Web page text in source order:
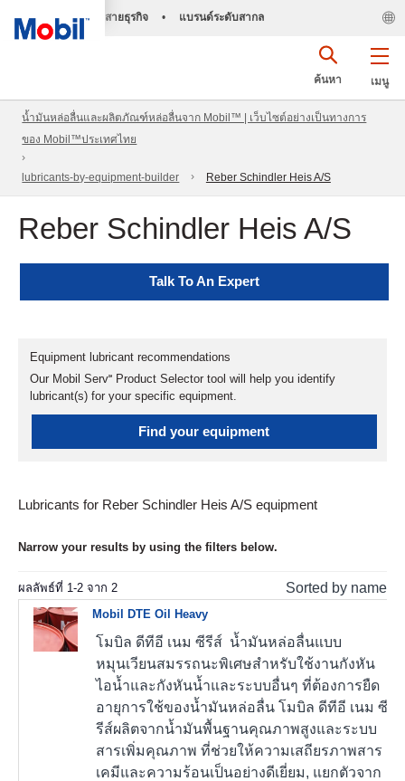
สายธุรกิจ • แบรนด์ระดับสากล
เมนู
ค้นหา
น้ำมันหล่อลื่นและผลิตภัณฑ์หล่อลื่นจาก Mobil™ | เว็บไซต์อย่างเป็นทางการ
ของ Mobil™ประเทศไทย
lubricants-by-equipment-builder Reber Schindler Heis A/S
Reber Schindler Heis A/S
Talk To An Expert
Equipment lubricant recommendations
Our Mobil Serv℠ Product Selector tool will help you identify
lubricant(s) for your specific equipment.
Find your equipment
Lubricants for Reber Schindler Heis A/S equipment
Narrow your results by using the filters below.
ผลลัพธ์ที่ 1-2 จาก 2 Sorted by name
Mobil DTE Oil Heavy
โมบิล ดีทีอี เนม ซีรีส์ น้ำมันหล่อลื่นแบบ
หมุนเวียนสมรรถนะพิเศษสำหรับใช้งานกังหัน
ไอน้ำและกังหันน้ำและระบบอื่นๆ ที่ต้องการยืด
อายุการใช้ของน้ำมันหล่อลื่น โมบิล ดีทีอี เนม ซี
รีส์ผลิตจากน้ำมันพื้นฐานคุณภาพสูงและระบบ
สารเพิ่มคุณภาพ ที่ช่วยให้ความเสถียรภาพสาร
เคมีและความร้อนเป็นอย่างดีเยี่ยม, แยกตัวจาก